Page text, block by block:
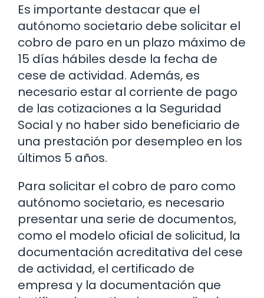
Es importante destacar que el
autónomo societario debe solicitar el
cobro de paro en un plazo máximo de
15 días hábiles desde la fecha de
cese de actividad. Además, es
necesario estar al corriente de pago
de las cotizaciones a la Seguridad
Social y no haber sido beneficiario de
una prestación por desempleo en los
últimos 5 años.
Para solicitar el cobro de paro como
autónomo societario, es necesario
presentar una serie de documentos,
como el modelo oficial de solicitud, la
documentación acreditativa del cese
de actividad, el certificado de
empresa y la documentación que